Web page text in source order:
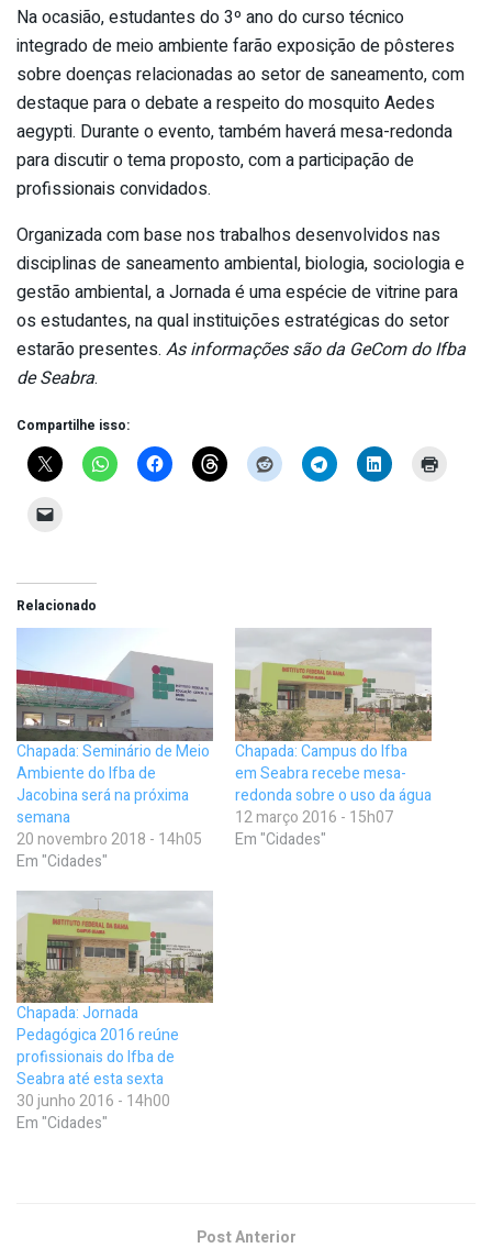
Na ocasião, estudantes do 3º ano do curso técnico
integrado de meio ambiente farão exposição de pôsteres
sobre doenças relacionadas ao setor de saneamento, com
destaque para o debate a respeito do mosquito Aedes
aegypti. Durante o evento, também haverá mesa-redonda
para discutir o tema proposto, com a participação de
profissionais convidados.
Organizada com base nos trabalhos desenvolvidos nas
disciplinas de saneamento ambiental, biologia, sociologia e
gestão ambiental, a Jornada é uma espécie de vitrine para
os estudantes, na qual instituições estratégicas do setor
estarão presentes. As informações são da GeCom do Ifba
de Seabra.
Compartilhe isso:
Relacionado
Chapada: Seminário de Meio
Ambiente do Ifba de
Jacobina será na próxima
semana
20 novembro 2018 - 14h05
Em "Cidades"
Chapada: Campus do Ifba
em Seabra recebe mesa-
redonda sobre o uso da água
12 março 2016 - 15h07
Em "Cidades"
Chapada: Jornada
Pedagógica 2016 reúne
profissionais do Ifba de
Seabra até esta sexta
30 junho 2016 - 14h00
Em "Cidades"
Post Anterior